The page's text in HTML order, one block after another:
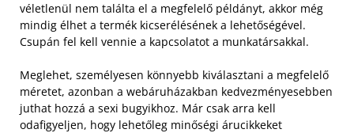
véletlenül nem találta el a megfelelő példányt, akkor még
mindig élhet a termék kicserélésének a lehetőségével.
Csupán fel kell vennie a kapcsolatot a munkatársakkal.
Meglehet, személyesen könnyebb kiválasztani a megfelelő
méretet, azonban a webáruházakban kedvezményesebben
juthat hozzá a sexi bugyikhoz. Már csak arra kell
odafigyeljen, hogy lehetőleg minőségi árucikkeket